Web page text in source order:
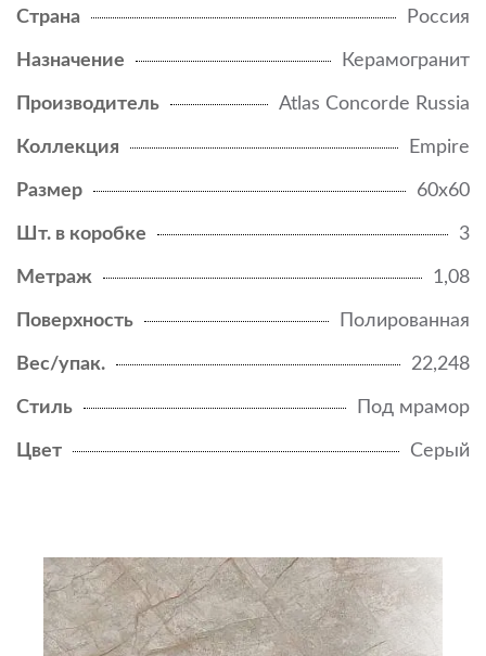
Страна Россия
Назначение Керамогранит
Производитель Atlas Concorde Russia
Коллекция Empire
Размер 60x60
Шт. в коробке 3
Метраж 1,08
Поверхность Полированная
Вес/упак. 22,248
Стиль Под мрамор
Цвет Серый